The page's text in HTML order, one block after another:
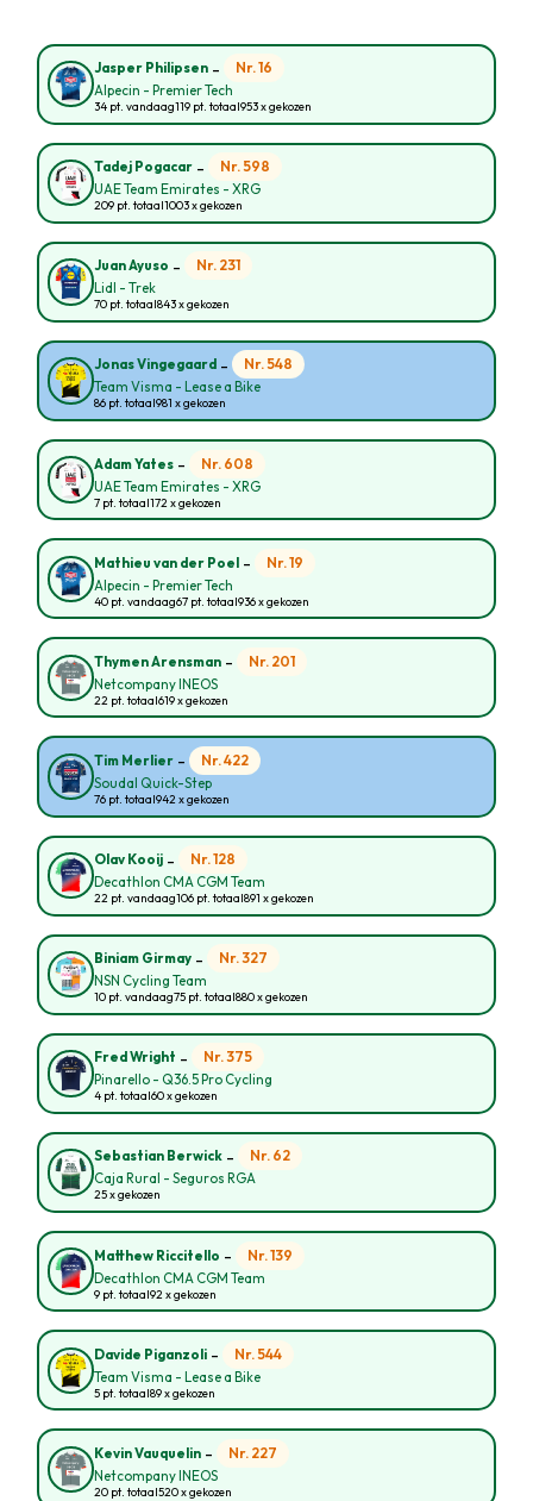
Jasper Philipsen - Nr. 16
Alpecin - Premier Tech
34 pt. vandaag119 pt. totaal953 x gekozen
Tadej Pogacar - Nr. 598
UAE Team Emirates - XRG
209 pt. totaal1003 x gekozen
Juan Ayuso - Nr. 231
Lidl - Trek
70 pt. totaal843 x gekozen
Jonas Vingegaard - Nr. 548
Team Visma - Lease a Bike
86 pt. totaal981 x gekozen
Adam Yates - Nr. 608
UAE Team Emirates - XRG
7 pt. totaal172 x gekozen
Mathieu van der Poel - Nr. 19
Alpecin - Premier Tech
40 pt. vandaag67 pt. totaal936 x gekozen
Thymen Arensman - Nr. 201
Netcompany INEOS
22 pt. totaal619 x gekozen
Tim Merlier - Nr. 422
Soudal Quick-Step
76 pt. totaal942 x gekozen
Olav Kooij - Nr. 128
Decathlon CMA CGM Team
22 pt. vandaag106 pt. totaal891 x gekozen
Biniam Girmay - Nr. 327
NSN Cycling Team
10 pt. vandaag75 pt. totaal880 x gekozen
Fred Wright - Nr. 375
Pinarello - Q36.5 Pro Cycling
4 pt. totaal60 x gekozen
Sebastian Berwick - Nr. 62
Caja Rural - Seguros RGA
25 x gekozen
Matthew Riccitello - Nr. 139
Decathlon CMA CGM Team
9 pt. totaal92 x gekozen
Davide Piganzoli - Nr. 544
Team Visma - Lease a Bike
5 pt. totaal89 x gekozen
Kevin Vauquelin - Nr. 227
Netcompany INEOS
20 pt. totaal520 x gekozen